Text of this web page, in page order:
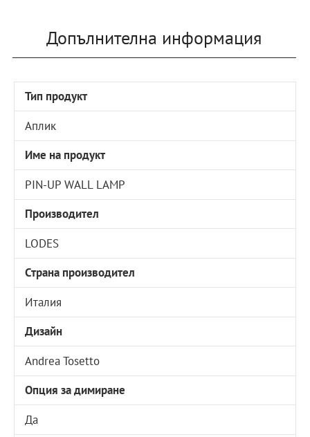
Допълнителна информация
Тип продукт
Аплик
Име на продукт
PIN-UP WALL LAMP
Производител
LODES
Страна производител
Италия
Дизайн
Andrea Tosetto
Опция за димиране
Да